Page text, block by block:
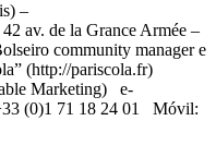
–
av. de la Grance Armée –
community manager e
(http://pariscola.fr)
Marketing) e-
(0)1 71 18 24 01 Móvil: